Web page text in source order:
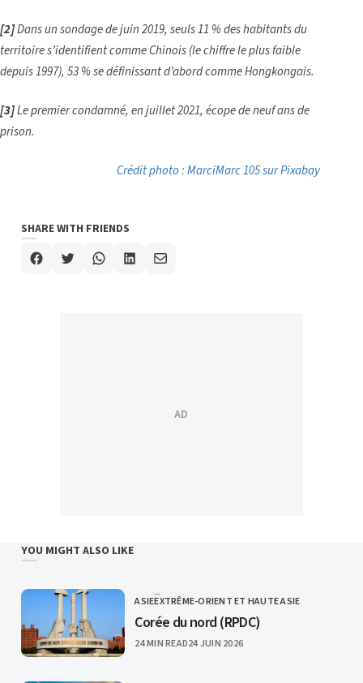
[2]Dans un sondage de juin 2019, seuls 11 % des habitants du
territoire s’identifient comme Chinois (le chiffre le plus faible
depuis 1997), 53 % se définissant d’abord comme Hongkongais.
[3]Le premier condamné, en juillet 2021, écope de neuf ans de
prison.
Crédit photo : MarciMarc 105 sur Pixabay
SHARE WITH FRIENDS
YOU MIGHT ALSO LIKE
CATEGORY
ASIEEXTRÊME-ORIENT ET HAUTE ASIE
Corée du nord (RPDC)
24 MIN READPUBLISHED
24 JUIN 2026